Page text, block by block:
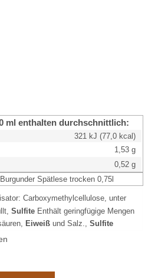
ml enthalten durchschnittlich:
321 kJ (77,0 kcal)
1,53 g
0,52 g
Spätlese trocken 0,75l
Carboxymethylcellulose, unter
SulfiteEnthält geringfügige Mengen
Eiweißund Salz., Sulfite